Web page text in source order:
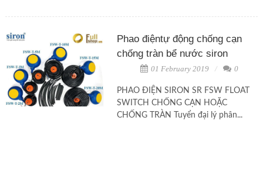
Phao điệntự động chống cạn
chống tràn bể nước siron
01 February 2019 0
PHAO ĐIỆN SIRON SR FSW FLOAT
SWITCH CHỐNG CẠN HOẶC
CHỐNG TRÀN Tuyển đại lý phân...